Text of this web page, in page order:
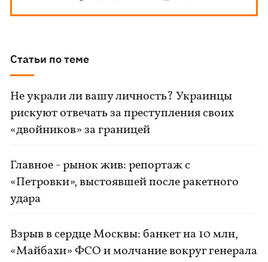
Статьи по теме
Не украли ли вашу личность? Украинцы
рискуют отвечать за преступления своих
«двойников» за границей
Главное - рынок жив: репортаж с
«Петровки», выстоявшей после ракетного
удара
Взрыв в сердце Москвы: банкет на 10 млн,
«Майбахи» ФСО и молчание вокруг генерала